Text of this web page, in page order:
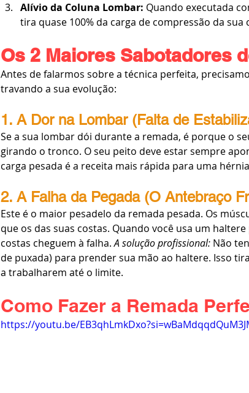
Alívio da Coluna Lombar: Quando executada
tira quase 100% da carga de compressão da sua
Os 2 Maiores Sabotadores
Antes de falarmos sobre a técnica perfeita,
travando a sua evolução:
1. A Dor na Lombar (Falta de
Se a sua lombar dói durante a remada, é porque o
girando o tronco. O seu peito deve estar sempre
carga pesada é a receita mais rápida para uma
2. A Falha da Pegada (O Antebraço
Este é o maior pesadelo da remada pesada. Os
que os das suas costas. Quando você usa um
costas cheguem à falha. A solução profissional: Não
de puxada) para prender sua mão ao haltere. Isso
a trabalharem até o limite.
Como Fazer a Remada
https://youtu.be/